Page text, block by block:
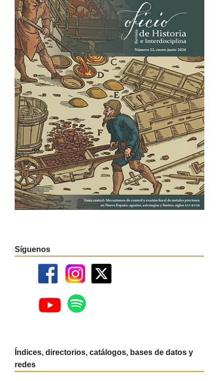
Síguenos
Índices, directorios, catálogos, bases de datos y
redes